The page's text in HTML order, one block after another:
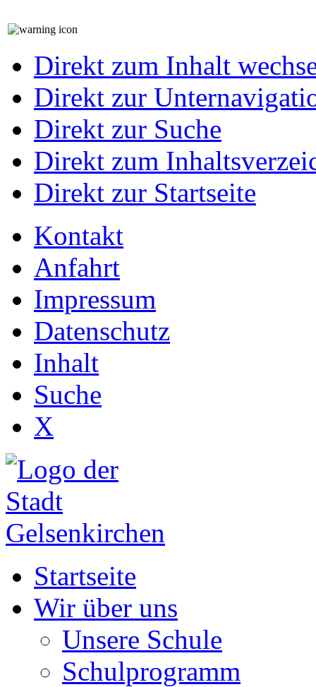
Direkt zum Inhalt
Direkt zur
Direkt zur Suche
Direkt zum
Direkt zur Startseite
Kontakt
Anfahrt
Impressum
Datenschutz
Inhalt
Suche
X
Startseite
Wir über uns
Unsere Schule
Schulprogramm